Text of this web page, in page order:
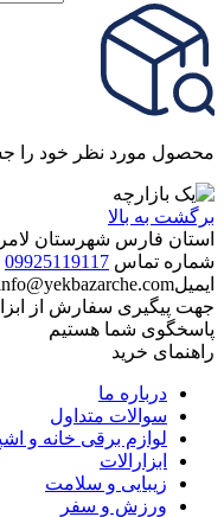
محصول مورد نظر خود را
برگشت به بالا
استان فارس شهرستان
شماره تماس 09925119117
ایمیل
جهت پیگیری سفارش از
پاسخگوی شما هستیم
راهنمای خرید
درباره ما
سوالات متداول
لوازم برقی خانه و
ابزارالات
زیبایی و سلامت
ورزش و سفر